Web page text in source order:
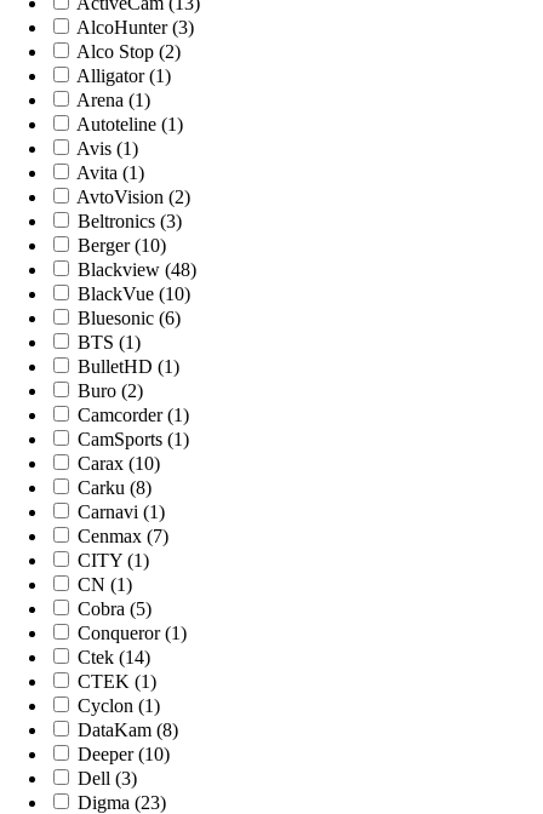
AlcoHunter (3)
Alco Stop (2)
Alligator (1)
Arena (1)
Autoteline (1)
Avis (1)
Avita (1)
AvtoVision (2)
Beltronics (3)
Berger (10)
Blackview (48)
BlackVue (10)
Bluesonic (6)
BTS (1)
BulletHD (1)
Buro (2)
Camcorder (1)
CamSports (1)
Carax (10)
Carku (8)
Carnavi (1)
Cenmax (7)
CITY (1)
CN (1)
Cobra (5)
Conqueror (1)
Ctek (14)
CTEK (1)
Cyclon (1)
DataKam (8)
Deeper (10)
Dell (3)
Digma (23)